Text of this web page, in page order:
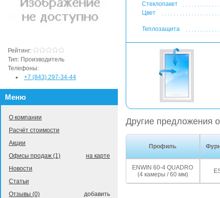
Стеклопакет
Цвет
Теплозащита
Другие предложения
Профиль
ENWIN 60-4 QUADRO
(4 камеры / 60 мм)
Рейтинг:
Тип: Производитель
Телефоны:
+7 (843) 297-34-44
Меню
О компании
Расчёт стоимости
Акции
на карте
Офисы продаж (1)
Новости
Статьи
добавить
Отзывы (0)